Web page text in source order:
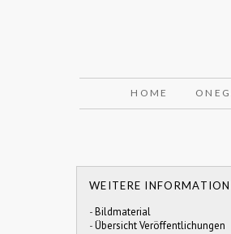
HOME
WEITERE
-Bildmaterial
-Übersicht Veröffentlichungen